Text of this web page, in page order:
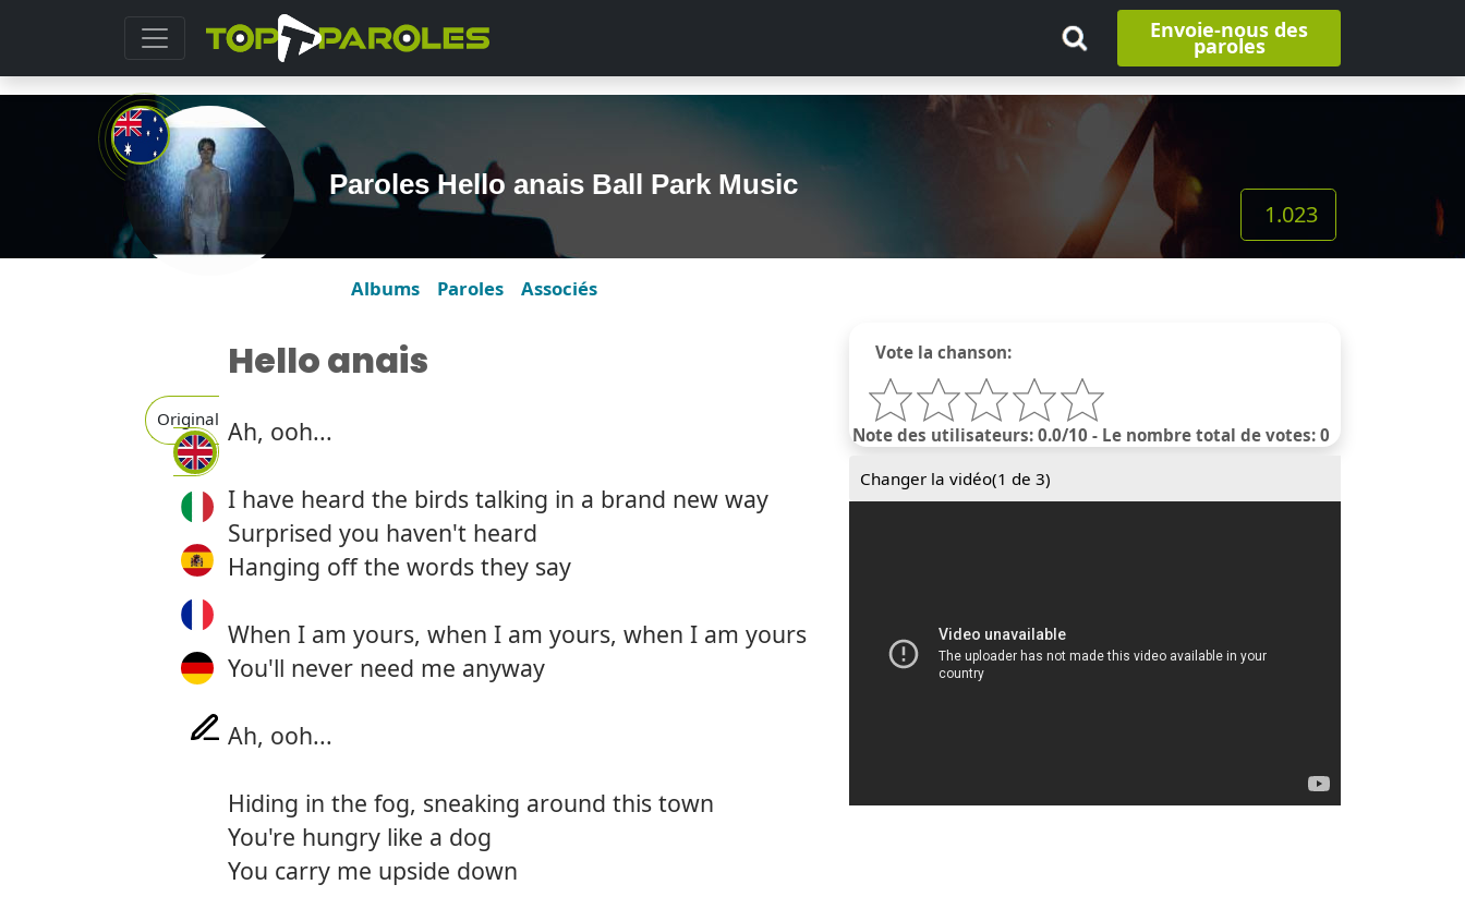
Envoie-nous des
paroles
Paroles Hello anais Ball Park Music
1.023
Albums Paroles Associés
Original
Vote la chanson:
Note des utilisateurs: 0.0/10 - Le nombre total de votes: 0
Changer la vidéo(1 de 3)
Hello anais
Ah, ooh...
I have heard the birds talking in a brand new way
Surprised you haven't heard
Hanging off the words they say
When I am yours, when I am yours, when I am yours
You'll never need me anyway
Ah, ooh...
Hiding in the fog, sneaking around this town
You're hungry like a dog
You carry me upside down